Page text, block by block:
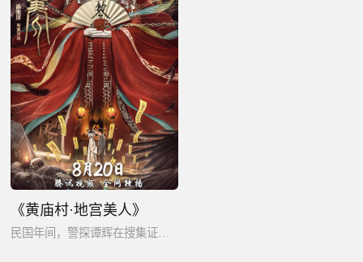
《黄庙村·地宫美人》
民国年间，警探谭辉在搜集证据的过程中,竟慢慢揭开了民国少女遭囚禁的惊天秘密。